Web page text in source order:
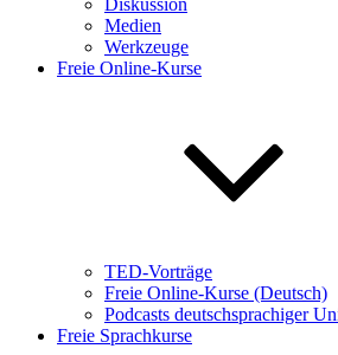
Diskussion
Medien
Werkzeuge
Freie Online-Kurse
TED-Vorträge
Freie Online-Kurse (Deutsch)
Podcasts deutschsprachiger
Freie Sprachkurse